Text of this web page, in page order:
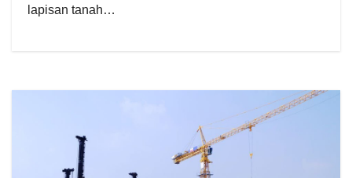
lapisan tanah…